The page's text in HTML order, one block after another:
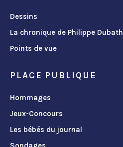
Dessins
La chronique de Philippe Dubath
Points de vue
PLACE PUBLIQUE
Hommages
Jeux-Concours
Les bébés du journal